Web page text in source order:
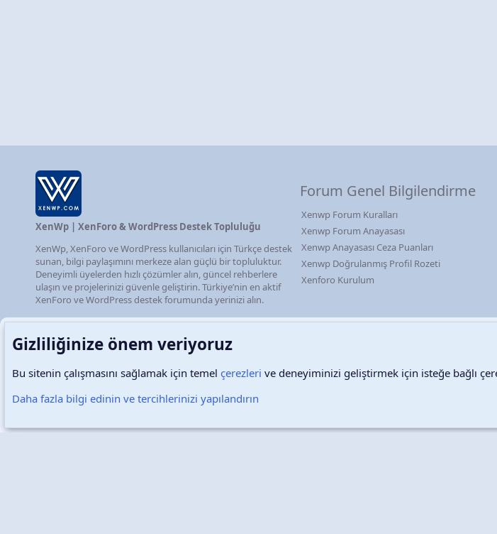
XenWp | XenForo & WordPress Destek Topluluğu
XenWp, XenForo ve WordPress kullanıcıları için Türkçe destek
sunan, bilgi paylaşımını merkeze alan güçlü bir topluluktur.
Deneyimli üyelerden hızlı çözümler alın, güncel rehberlere
ulaşın ve projelerinizi güvenle geliştirin. Türkiye’nin en aktif
XenForo ve WordPress destek forumunda yerinizi alın.
Forum Genel Bilgilendirme
Xenwp Forum Kuralları
Xenwp Forum Anayasası
Xenwp Anayasası Ceza Puanları
Xenwp Doğrulanmış Profil Rozeti
Xenforo Kurulum
Türkçe (TR) Çerezler
Gizliliğinize önem veriyoruz
Bu sitenin çalışmasını sağlamak için temel çerezleri ve deneyiminizi geliştirmek için isteğe bağlı
Daha fazla bilgi edinin ve tercihlerinizi yapılandırın